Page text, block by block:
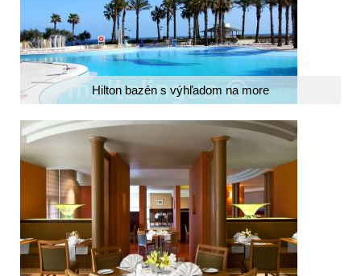
Hilton bazén s výhľadom na more